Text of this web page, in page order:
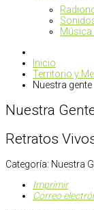
Música
Inicio
Territorio y
Nuestra gente
Nuestra
Retratos
Categoría: Nuestra
Imprimir
Correo